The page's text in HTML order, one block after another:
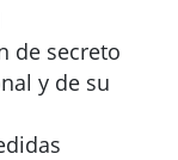
de secreto
y de su